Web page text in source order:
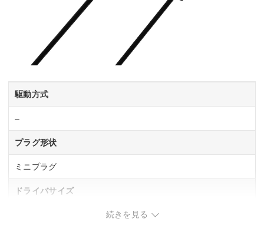
駆動方式
–
プラグ形状
ミニプラグ
ドライバサイズ
続きを見る